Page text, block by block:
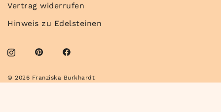
Vertrag widerrufen
Hinweis zu Edelsteinen
© 2026 Franziska Burkhardt